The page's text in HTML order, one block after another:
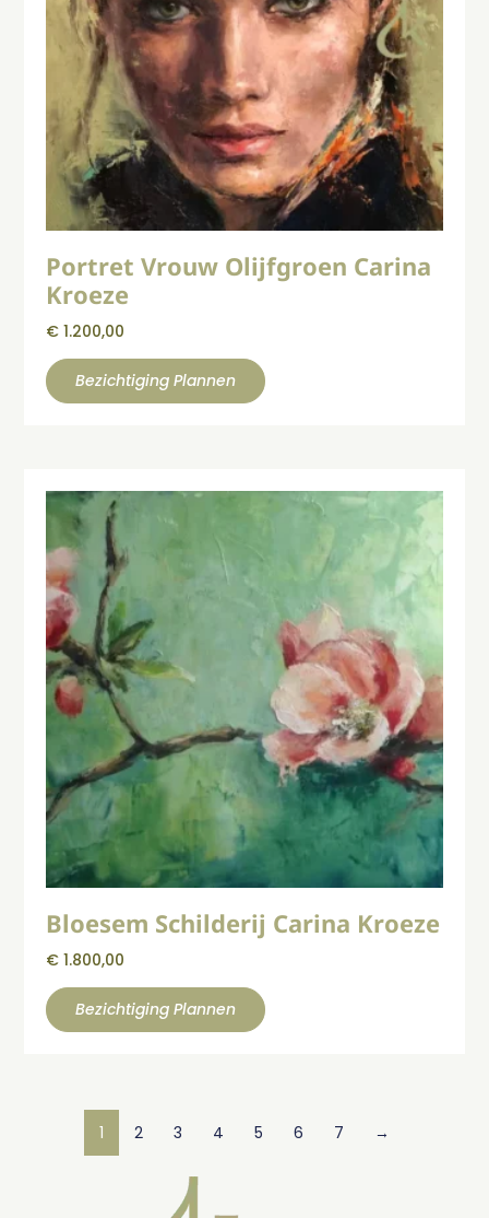
Portret Vrouw Olijfgroen Carina
Kroeze
€ 1.200,00
Bezichtiging Plannen
Bloesem Schilderij Carina Kroeze
€ 1.800,00
Bezichtiging Plannen
1 2 3 4 5 6 7 →